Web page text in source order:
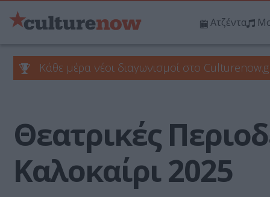
Ατζέντα
Κάθε μέρα νέοι διαγωνισμοί στο
Θεατρικές
Καλοκαίρι 2025